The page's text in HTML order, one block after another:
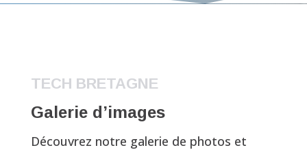
TECH BRETAGNE
Galerie d’images
Découvrez notre galerie de photos et